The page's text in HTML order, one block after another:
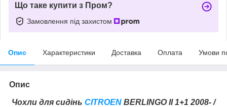
Що таке купити з Пром?
Замовлення під захистом
Опис Характеристики Доставка Оплата Умови
Опис
Чохли для сидінь CITROEN BERLINGO II 1+1 2008- /